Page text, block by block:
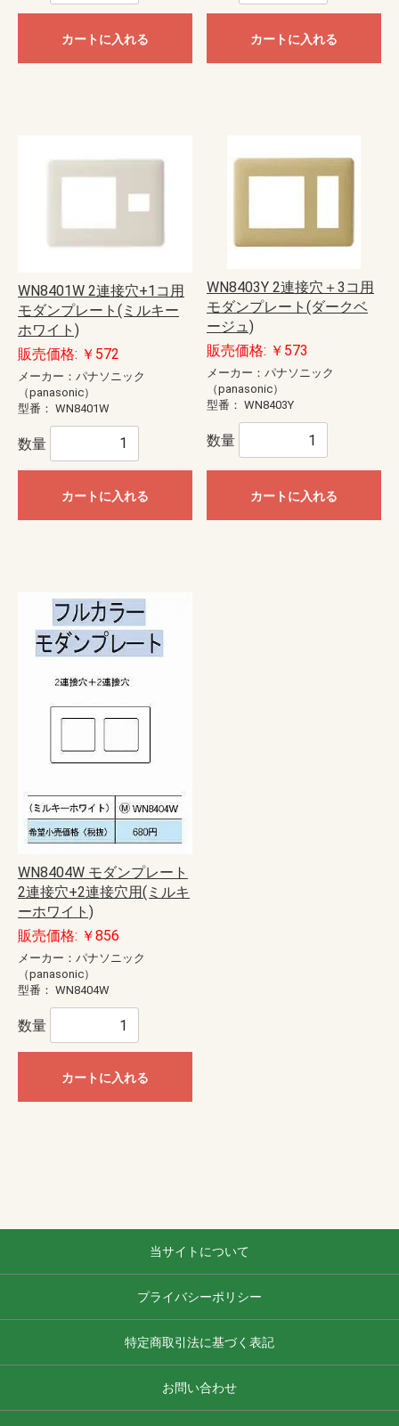
カートに入れる カートに入れる
WN8401W 2連接穴+1コ用
モダンプレート(ミルキー
ホワイト)
販売価格: ￥572
メーカー：パナソニック
（panasonic）
型番： WN8401W
数量
カートに入れる
WN8403Y 2連接穴＋3コ用
モダンプレート(ダークベ
ージュ)
販売価格: ￥573
メーカー：パナソニック
（panasonic）
型番： WN8403Y
数量
カートに入れる
WN8404W モダンプレート
2連接穴+2連接穴用(ミルキ
ーホワイト)
販売価格: ￥856
メーカー：パナソニック
（panasonic）
型番： WN8404W
数量
カートに入れる
当サイトについて
プライバシーポリシー
特定商取引法に基づく表記
お問い合わせ